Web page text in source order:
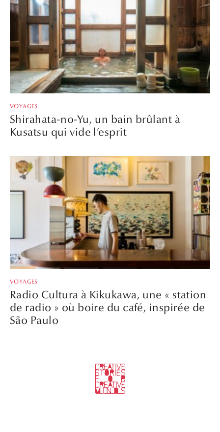
VOYAGES
Shirahata-no-Yu, un bain brûlant à
Kusatsu qui vide l’esprit
VOYAGES
Radio Cultura à Kikukawa, une « station
de radio » où boire du café, inspirée de
São Paulo